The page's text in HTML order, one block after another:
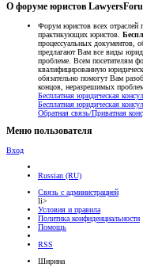
О форуме юристов
Форум юристов всех отраслей
практикующих юристов.
процессуальных документов,
предлагают Вам все виды
проблеме. Всем посетителям
квалифицированную
обязательно помогут Вам
концов, неразрешимых
Бесплатная юридическая
Бесплатная юридическая
Обратная связь/Приватная
Меню пользователя
Вход
Russian (RU)
Связь с администрацией
li>
Условия и правила
Политика конфиденциальности
Помощь
RSS
Ширина